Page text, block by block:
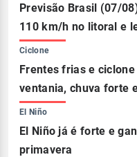
Previsão Brasil (07/
110 km/h no litoral e
Ciclone
Frentes frias e
ventania, chuva forte
El Niño
El Niño já é forte e
primavera